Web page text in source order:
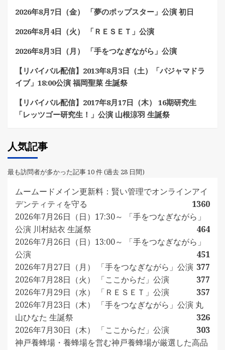
2026年8月7日（金） 「夢のポップスター」公演 初日
2026年8月4日（火） 「ＲＥＳＥＴ」公演
2026年8月3日（月） 「手をつなぎながら」公演
【リバイバル配信】2013年8月3日（土）「パジャマドラ
イブ」18:00公演 福岡聖菜 生誕祭
【リバイバル配信】2017年8月17日（木） 16期研究生
「レッツゴー研究生！」公演 山根涼羽 生誕祭
人気記事
最も訪問者が多かった記事 10 件 (過去 28 日間)
ムームードメイン更新料：賢い管理でオンラインアイ
デンティティを守る
1360
2026年7月26日（日）17:30～ 「手をつなぎながら」
公演 川村結衣 生誕祭
464
2026年7月26日（日）13:00～ 「手をつなぎながら」
公演
451
2026年7月27日（月） 「手をつなぎながら」公演 377
2026年7月28日（火） 「ここからだ」公演
377
2026年7月29日（水） 「ＲＥＳＥＴ」公演
357
2026年7月23日（木） 「手をつなぎながら」公演 丸
山ひなた 生誕祭
326
2026年7月30日（木） 「ここからだ」公演
303
神戸養蜂場・養蜂場を営む神戸養蜂場が厳選した高品